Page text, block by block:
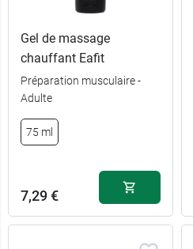
90 capsules
180 capsules
Gel de massage
chauffant Eafit
Préparation musculaire -
Adulte
75 ml
7,29 €